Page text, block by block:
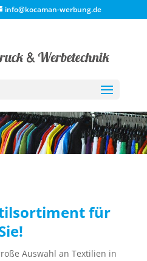
info@kocaman-werbung.de
für
Auswahl an Textilien in